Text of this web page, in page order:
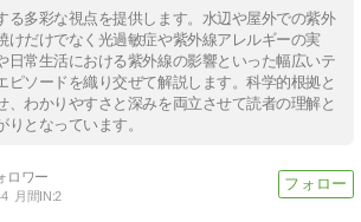
る多彩な視点を提供します。水辺や屋外での紫外
けだけでなく光過敏症や紫外線アレルギーの実
日常生活における紫外線の影響といった幅広いテ
ピソードを織り交ぜて解説します。科学的根拠と
、わかりやすさと深みを両立させて読者の理解と
となっています。
月間IN:2